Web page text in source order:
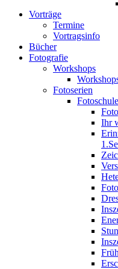
Vorträge
Termine
Vortragsinfo
Bücher
Fotografie
Workshops
Fotoserien
Fotoschule
Ihr